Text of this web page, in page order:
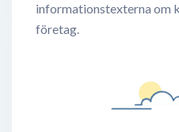
informationstexterna om
företag.